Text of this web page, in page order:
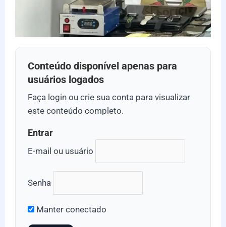
Conteúdo disponível apenas para
usuários logados
Faça login ou crie sua conta para visualizar
este conteúdo completo.
Entrar
E-mail ou usuário
Senha
Manter conectado